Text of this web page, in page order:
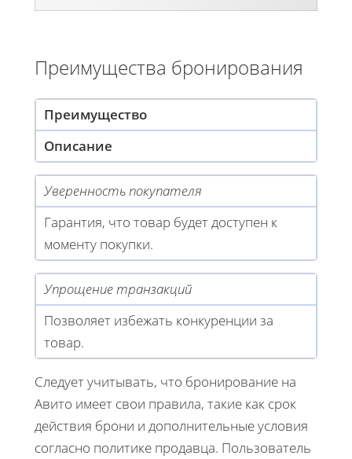
Преимущества бронирования
Преимущество
Описание
Уверенность покупателя
Гарантия, что товар будет доступен к
моменту покупки.
Упрощение транзакций
Позволяет избежать конкуренции за
товар.
Следует учитывать, что бронирование на
Авито имеет свои правила, такие как срок
действия брони и дополнительные условия
согласно политике продавца. Пользователь